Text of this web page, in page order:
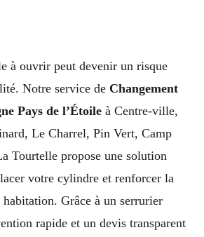
à ouvrir peut devenir un risque
Notre service de Changement
Pays de l’Étoile à Centre-ville,
Le Charrel, Pin Vert, Camp
Tourtelle propose une solution
votre cylindre et renforcer la
Grâce à un serrurier
rapide et un devis transparent